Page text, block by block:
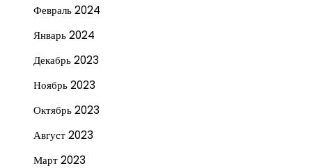
Февраль 2024
Январь 2024
Декабрь 2023
Ноябрь 2023
Октябрь 2023
Август 2023
Март 2023